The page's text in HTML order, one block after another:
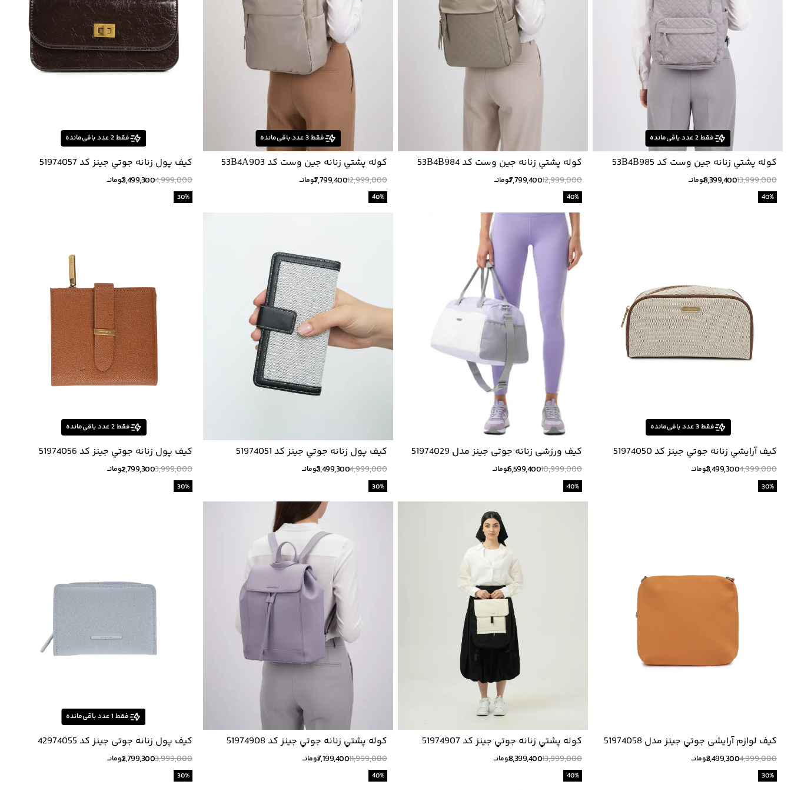
فقط2عدد باقی‌مانده
كوله پشتي زنانه جين وست كد 53B4B985
13,999,000
8,399,400تومانــ
40%
كوله پشتي زنانه جين وست كد 53B4B984
12,999,000
7,799,400تومانــ
40%
فقط3عدد باقی‌مانده
كوله پشتي زنانه جين وست كد 53B4A903
12,999,000
7,799,400تومانــ
40%
فقط2عدد باقی‌مانده
كيف پول زنانه جوتي جينز كد 51974057
4,999,000
3,499,300تومانــ
30%
فقط 3 عدد باقی‌مانده
كيف آرايشي زنانه جوتي جينز كد 51974050
4,999,000
3,499,300تومانــ
30%
کیف ورزشی زنانه جوتی جینز مدل 51974029
10,999,000
6,599,400تومانــ
40%
كيف پول زنانه جوتي جينز كد 51974051
4,999,000
3,499,300تومانــ
30%
فقط 2 عدد باقی‌مانده
كيف پول زنانه جوتي جينز كد 51974056
3,999,000
2,799,300تومانــ
30%
کیف لوازم آرایشی جوتي جينز مدل 51974058
4,999,000
3,499,300تومانــ
30%
كوله پشتي زنانه جوتي جينز كد 51974907
13,999,000
8,399,400تومانــ
40%
كوله پشتي زنانه جوتي جينز كد 51974908
11,999,000
7,199,400تومانــ
40%
فقط 1عدد باقی‌مانده
کیف پول زنانه جوتی جینز کد 42974055
3,999,000
2,799,300تومانــ
30%